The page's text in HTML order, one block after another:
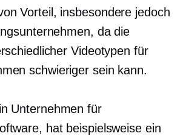
Vorteil, insbesondere jedoch
da die
Videotypen für
schwieriger sein kann.
Unternehmen für
hat beispielsweise ein